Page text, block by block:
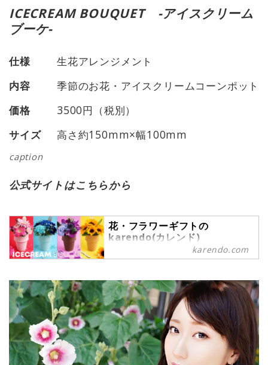
ICECREAM BOUQUET -アイスクリーム
ブーケ-
仕様
生花アレンジメント
内容
季節のお花・アイスクリームコーンポット
価格
3500円（税別）
サイズ
高さ約150mm×幅100mm
caption
公式サイトはこちらから
花・フラワーギフトの
karendo(カレンド)
Karendo(カレンド)のオフィシャル
ラワーからお花柄のアクセサリーま
でここでしか買えない素敵で可愛い
ギフト商品いっぱい！
karendo.com